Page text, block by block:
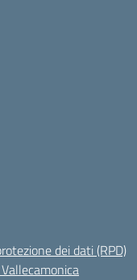
dei dati (RPD)